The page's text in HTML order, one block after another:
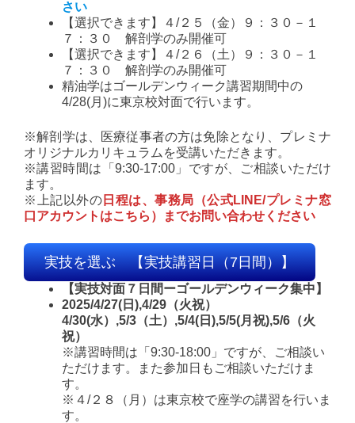
さい
【選択できます】４/２５（金）９：３０－１
７：３０ 解剖学のみ開催可
【選択できます】４/２６（土）９：３０－１
７：３０ 解剖学のみ開催可
精油学はゴールデンウィーク講習期間中の
4/28(月)に東京校対面で行います。
※解剖学は、医療従事者の方は免除となり、プレミナ
オリジナルカリキュラムを受講いただきます。
※講習時間は「9:30-17:00」ですが、ご相談いただけ
ます。
※上記以外の 日程は、事務局（公式LINE/プレミナ窓
口アカウントはこちら）までお問い合わせください
実技を選ぶ 【実技講習日（7日間）】
【実技対面７日間ーゴールデンウィーク集中】
2025/4/27(日),4/29（火祝）
4/30(水）,5/3（土）,5/4(日),5/5(月祝),5/6（火
祝）
※講習時間は「9:30-18:00」ですが、ご相談い
ただけます。また参加日もご相談いただけま
す。
※４/２８（月）は東京校で座学の講習を行いま
す。